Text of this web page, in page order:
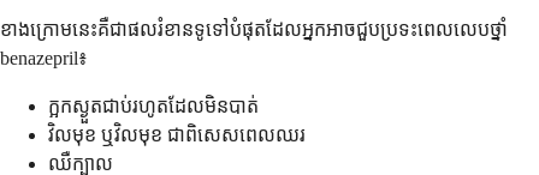
ខាង​ក្រោម​នេះ​គឺ​ជា​ផល​រំខាន​ទូទៅ​បំផុត​ដែល​អ្នក​អាច​ជួប​ប្រទះ​ពេល​លេប​ថ្នាំ
benazepril៖
ក្អកស្ងួតជាប់រហូតដែលមិនបាត់
វិលមុខ ឬវិលមុខ ជាពិសេសពេលឈរ
ឈឺក្បាល